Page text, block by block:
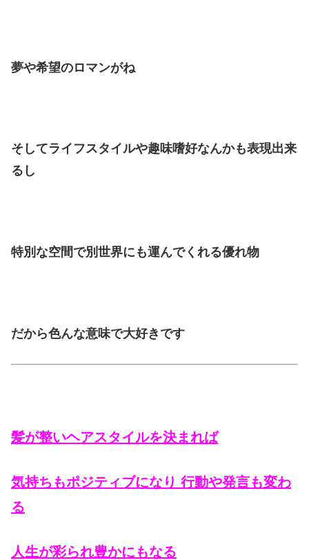
夢や希望のロマンがね
そしてライフスタイルや趣味嗜好なんかも表現出来
るし
特別な空間で別世界にも運んでくれる優れ物
だから色んな意味で大好きです
髪が整いヘアスタイルを決まれば
気持ちもポジティブになり 行動や発言も変わ
る
人生が彩られ豊かにもなる